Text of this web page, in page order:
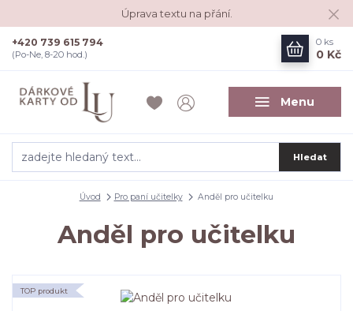
Úprava textu na přání.
Menu
Hledat
+420 739 615 794
(Po-Ne, 8-20 hod.)
0 ks
0 Kč
Úvod Pro paní učitelky Anděl pro učitelku
Anděl pro učitelku
TOP produkt